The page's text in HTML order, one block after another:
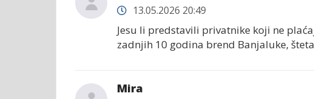
13.05.2026 20:49
Jesu li predstavili privatnike koji ne
zadnjih 10 godina brend Banjaluke,
Mira